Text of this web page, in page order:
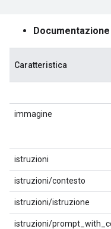
Caratteristica
immagine
istruzioni
istruzioni/contesto
istruzioni/istruzione
istruzioni/